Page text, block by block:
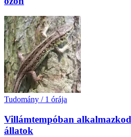
Tudomány / 1 órája
Villámtempóban
állatok